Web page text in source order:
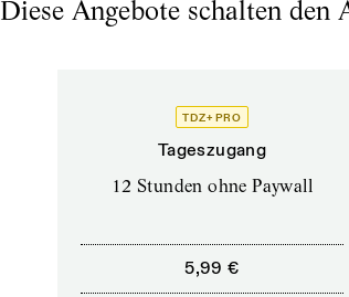
Diese Angebote schalten den
TDZ+ PRO
Tageszugang
12 Stunden ohne Paywall
5,99 €